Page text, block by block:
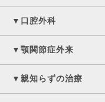
▼口腔外科
▼顎関節症外来
▼親知らずの治療